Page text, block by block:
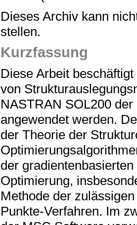
Dieses Archiv kann
stellen.
Kurzfassung
Diese Arbeit
von
NASTRAN SOL200
angewendet werden.
der Theorie der
der
Optimierung,
Methode der
Punkte-Verfahren. Im